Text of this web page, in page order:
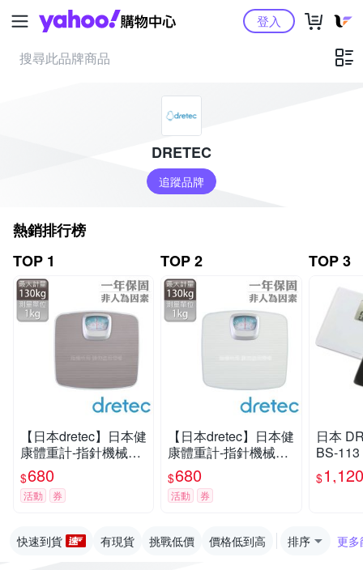
Yahoo購物中心登入
DRETEC
追蹤品牌
熱銷排行榜
TOP 1
【日本dretec】日本健
康體重計-指針機械式-
灰色(BS-306GYKO)
$680
活動 券
TOP 2
【日本dretec】日本健
康體重計-指針機械式-
白色(BS-306WTKO)
$680
活動 券
TOP 3
日本
BS-
(本產
$1,120
快速到貨 有現貨 挑戰低價 價格低到高 排序 更多